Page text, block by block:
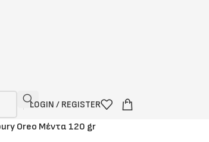
LOGIN / REGISTER
Oreo Μέντα 120 gr